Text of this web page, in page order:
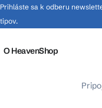
Prihláste sa k odberu
tipov.
O HeavenShop